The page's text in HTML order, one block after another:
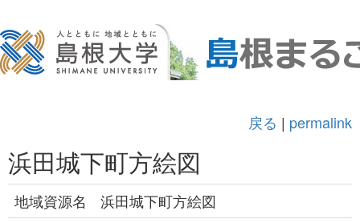
戻る | permalink
浜田城下町方絵図
地域資源名
浜田城下町方絵図